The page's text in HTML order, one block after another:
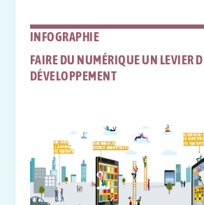
INFOGRAPHIE
FAIRE DU NUMÉRIQUE UN LEVIER
DÉVELOPPEMENT